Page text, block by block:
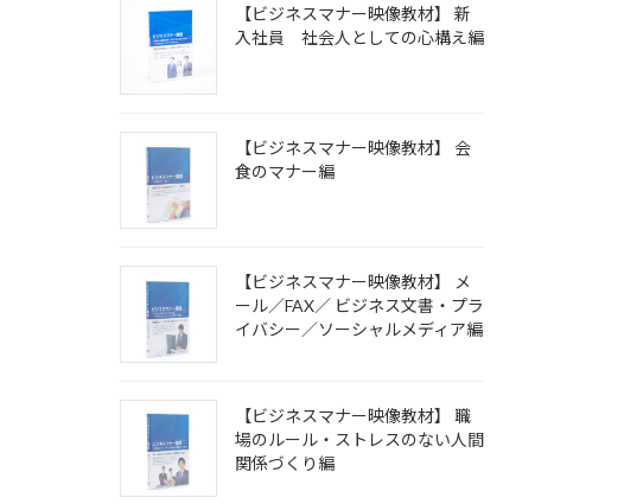
【ビジネスマナー映像教材】 新
入社員 社会人としての心構え編
【ビジネスマナー映像教材】 会
食のマナー編
【ビジネスマナー映像教材】 メ
ール／FAX／ ビジネス文書・プラ
イバシー／ソーシャルメディア編
【ビジネスマナー映像教材】 職
場のルール・ストレスのない人間
関係づくり編